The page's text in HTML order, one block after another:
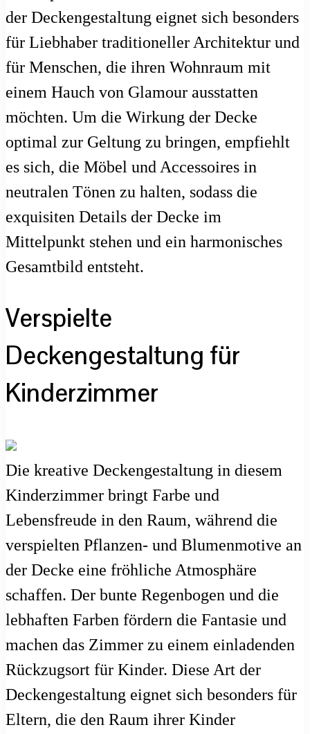
der Deckengestaltung eignet sich besonders
für Liebhaber traditioneller Architektur und
für Menschen, die ihren Wohnraum mit
einem Hauch von Glamour ausstatten
möchten. Um die Wirkung der Decke
optimal zur Geltung zu bringen, empfiehlt
es sich, die Möbel und Accessoires in
neutralen Tönen zu halten, sodass die
exquisiten Details der Decke im
Mittelpunkt stehen und ein harmonisches
Gesamtbild entsteht.
Verspielte
Deckengestaltung für
Kinderzimmer
Die kreative Deckengestaltung in diesem
Kinderzimmer bringt Farbe und
Lebensfreude in den Raum, während die
verspielten Pflanzen- und Blumenmotive an
der Decke eine fröhliche Atmosphäre
schaffen. Der bunte Regenbogen und die
lebhaften Farben fördern die Fantasie und
machen das Zimmer zu einem einladenden
Rückzugsort für Kinder. Diese Art der
Deckengestaltung eignet sich besonders für
Eltern, die den Raum ihrer Kinder